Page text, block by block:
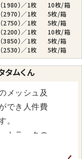
1980）／1枚
10枚/箱
2970）／1枚
5枚/箱
2750）／1枚
5枚/箱
2200）／1枚
10枚/箱
3850）／1枚
5枚/箱
2530）／1枚 5枚/箱
タムくん
メッシュ及
でき人件費
。
トラックの
小スペース